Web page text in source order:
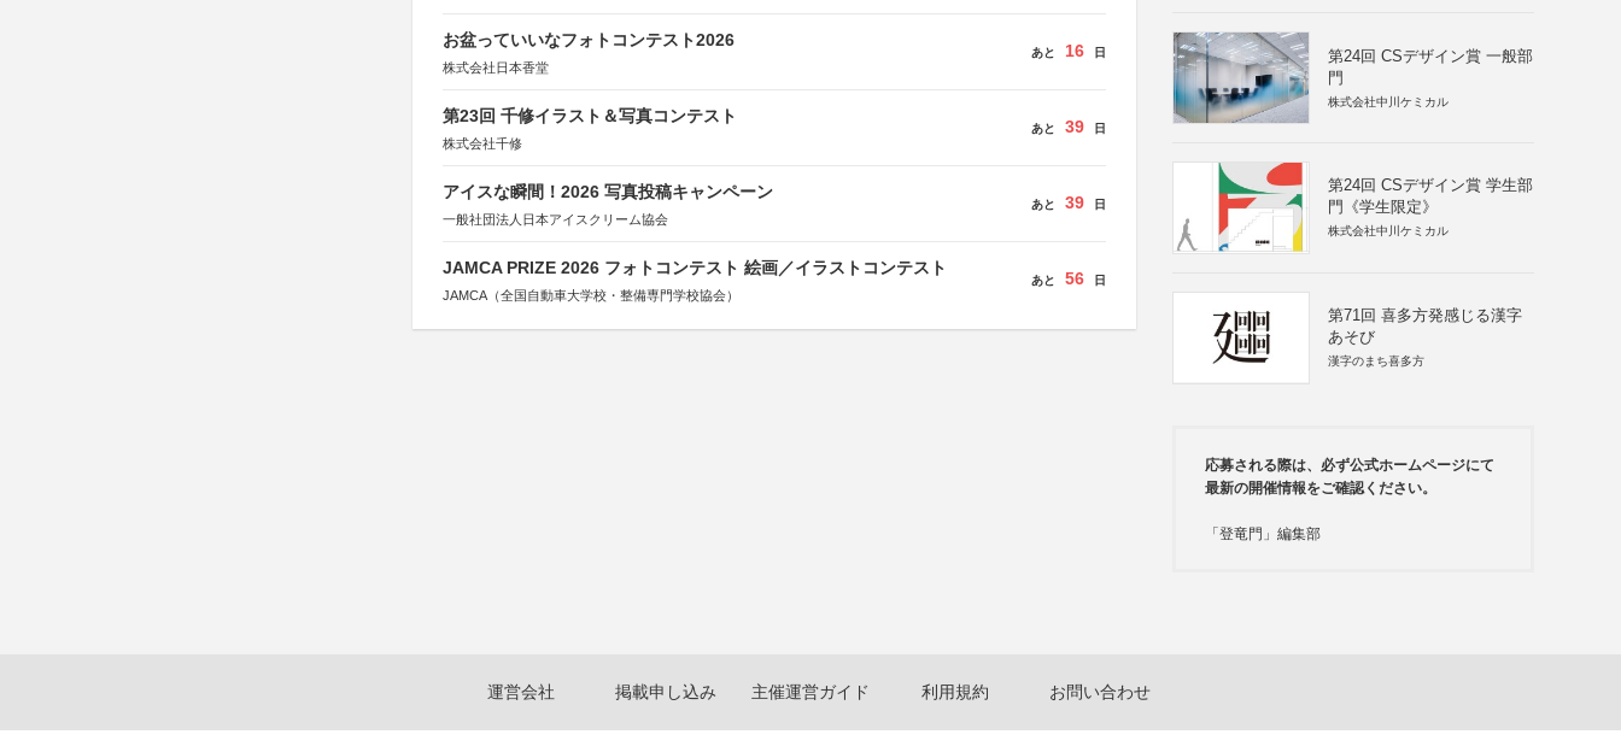
お盆っていいなフォトコンテスト2026
株式会社日本香堂
あと 16 日
第23回 千修イラスト＆写真コンテスト
株式会社千修
あと 39 日
アイスな瞬間！2026 写真投稿キャンペーン
一般社団法人日本アイスクリーム協会
あと 39 日
JAMCA PRIZE 2026 フォトコンテスト 絵画／イラストコンテスト
JAMCA（全国自動車大学校・整備専門学校協会）
あと 56 日
第24回 CSデザイン賞 一般部
門
株式会社中川ケミカル
第24回 CSデザイン賞 学生部
門《学生限定》
株式会社中川ケミカル
第71回 喜多方発感じる漢字
あそび
漢字のまち喜多方
応募される際は、必ず公式ホームページにて
最新の開催情報をご確認ください。
「登竜門」編集部
運営会社 掲載申し込み 主催運営ガイド 利用規約 お問い合わせ